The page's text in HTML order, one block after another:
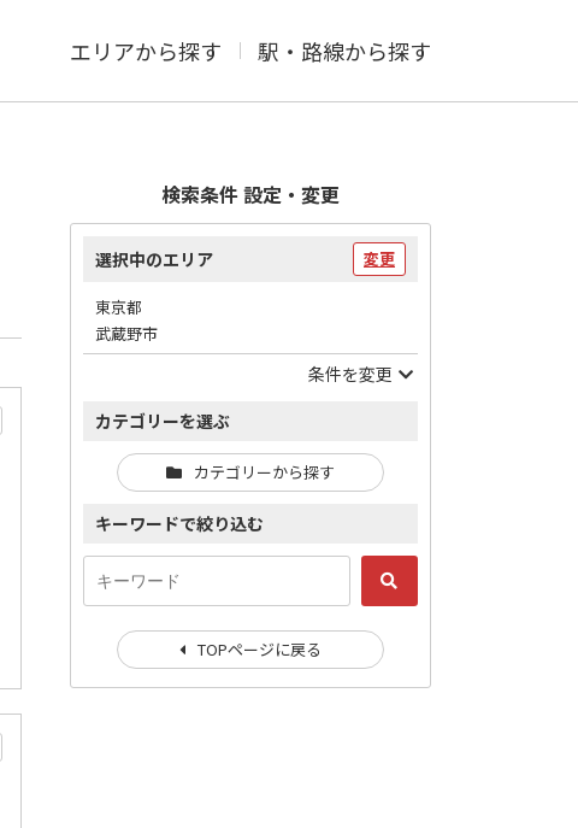
エリアから探す 駅・路線から探す
検索条件 設定・変更
選択中のエリア 変更
東京都
武蔵野市
条件を変更
カテゴリーを選ぶ
カテゴリーから探す
キーワードで絞り込む
TOPページに戻る